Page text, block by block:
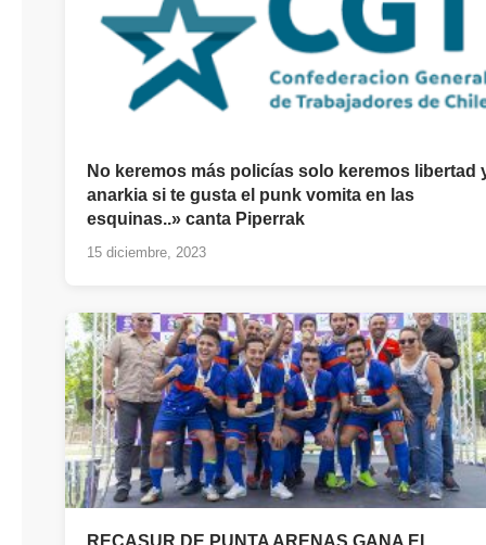
No keremos más policías solo keremos libertad
anarkia si te gusta el punk vomita en las
esquinas..» canta Piperrak
15 diciembre, 2023